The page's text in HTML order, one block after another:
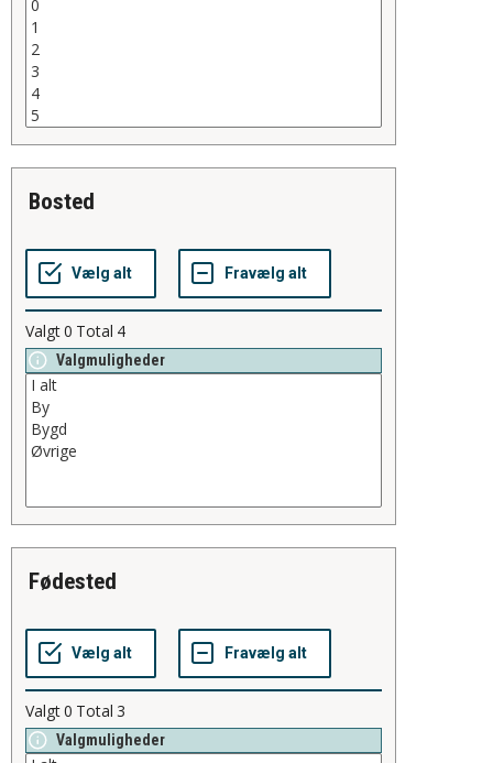
bosted
Valgt0 Total 4
Valgmuligheder
fødested
Valgt0 Total 3
Valgmuligheder